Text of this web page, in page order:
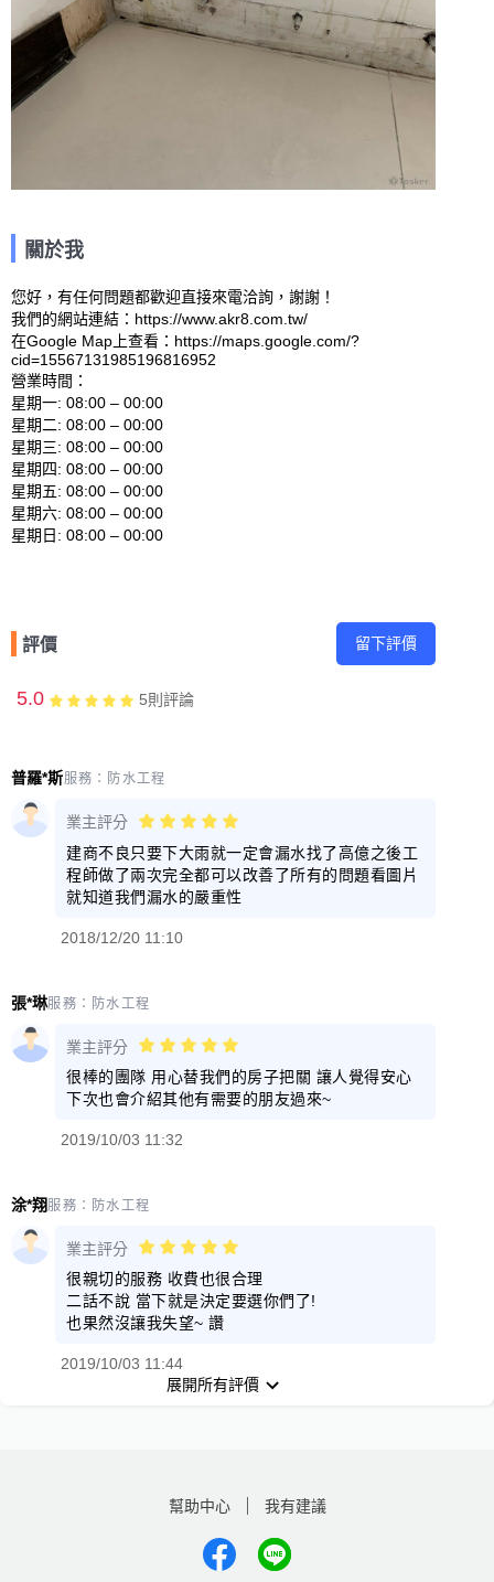
關於我
您好，有任何問題都歡迎直接來電洽詢，謝謝！
我們的網站連結：https://www.akr8.com.tw/
在Google Map上查看：https://maps.google.com/?
cid=15567131985196816952
營業時間：
星期一: 08:00 – 00:00
星期二: 08:00 – 00:00
星期三: 08:00 – 00:00
星期四: 08:00 – 00:00
星期五: 08:00 – 00:00
星期六: 08:00 – 00:00
評價 留下評價
5.0 5則評論
普羅*斯服務： 防水工程
業主評分
建商不良只要下大雨就一定會漏水找了高億之後工
程師做了兩次完全都可以改善了所有的問題看圖片
就知道我們漏水的嚴重性
2018/12/20 11:10
張*琳服務： 防水工程
業主評分
很棒的團隊 用心替我們的房子把關 讓人覺得安心
下次也會介紹其他有需要的朋友過來~
2019/10/03 11:32
涂*翔服務： 防水工程
業主評分
很親切的服務 收費也很合理
二話不說 當下就是決定要選你們了!
也果然沒讓我失望~ 讚
2019/10/03 11:44
展開所有評價
幫助中心 我有建議